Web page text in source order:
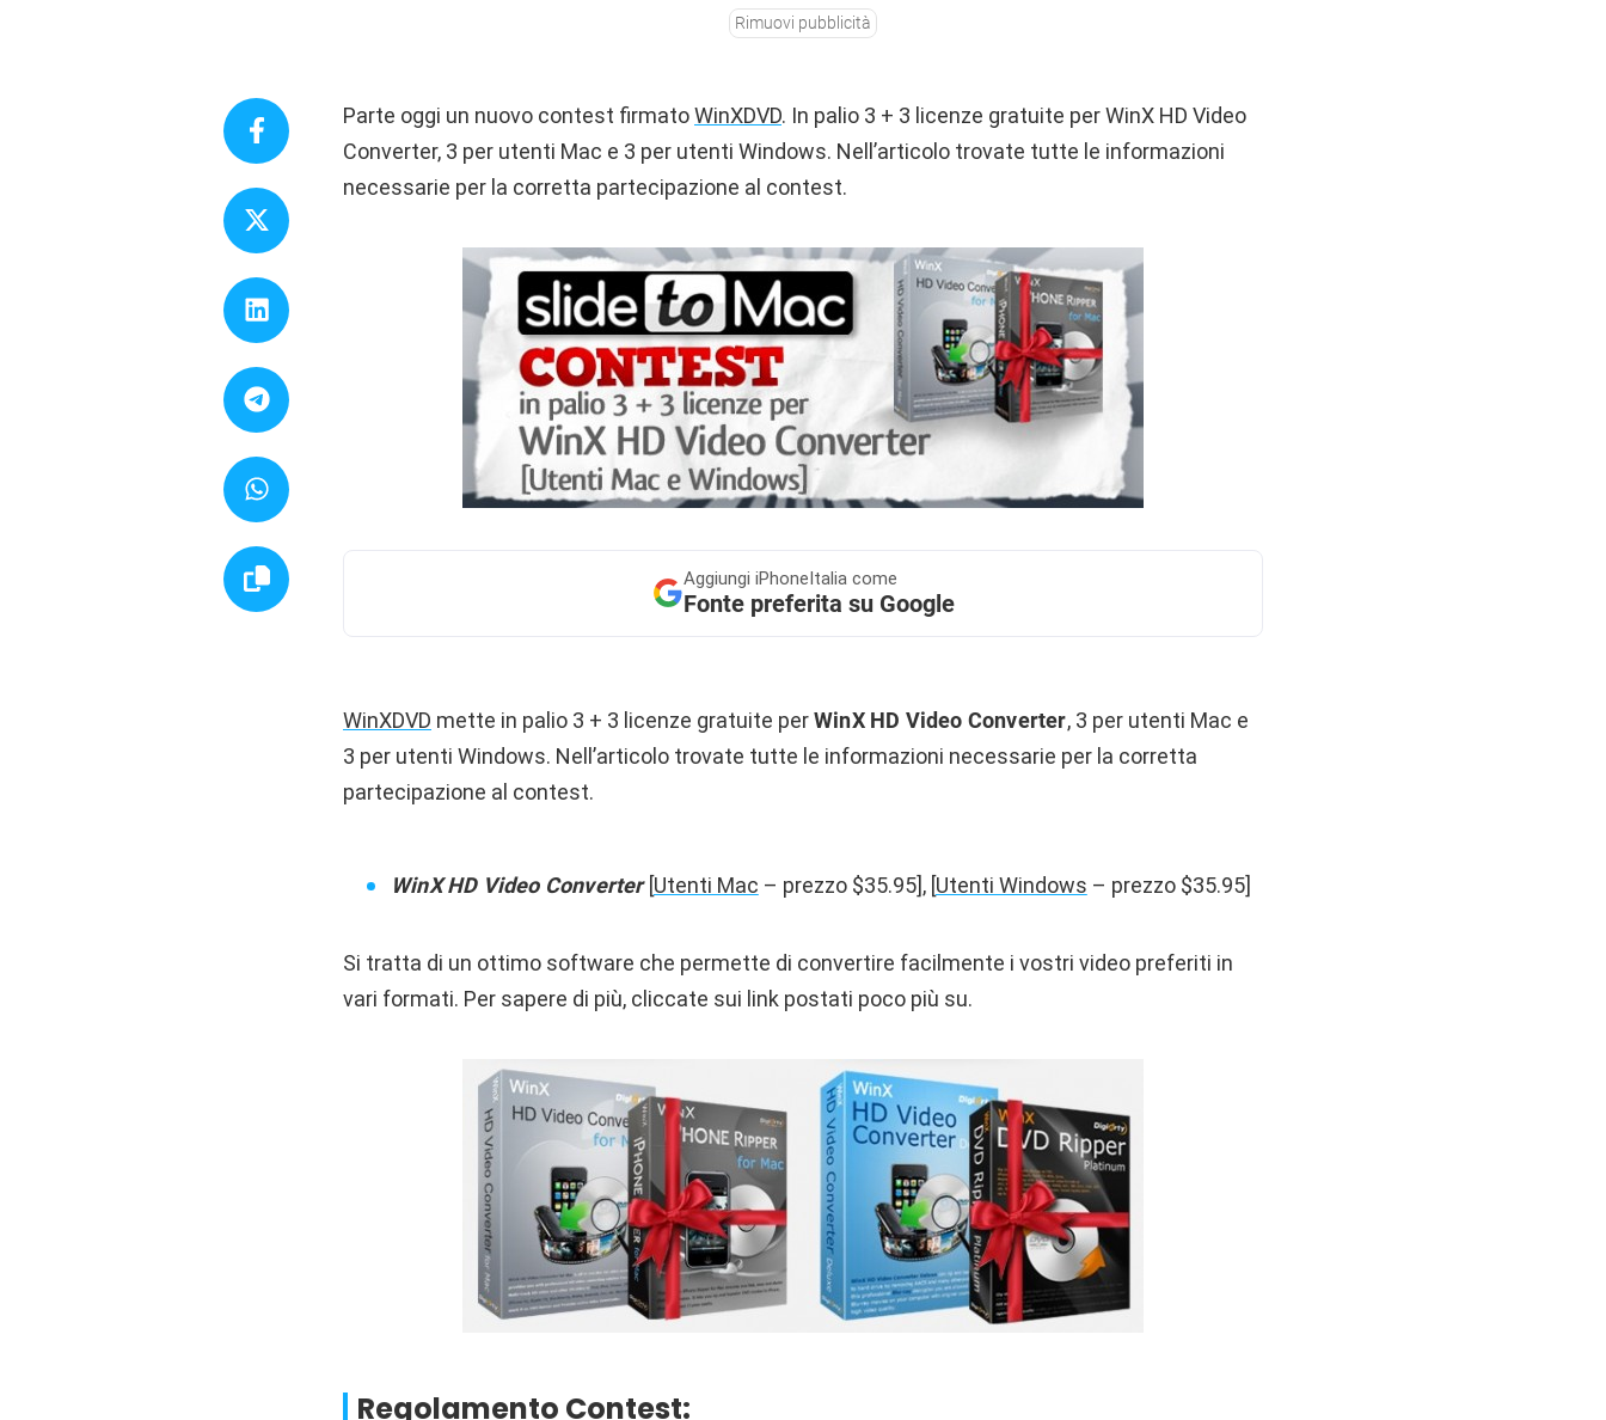
Rimuovi pubblicità
Parte oggi un nuovo contest firmatoWinXDVD. In palio 3 + 3 licenze gratuite per WinX HD Video
Converter, 3 per utenti Mac e 3 per utenti Windows. Nell’articolo trovate tutte le informazioni
necessarie per la corretta partecipazione al contest.
Aggiungi iPhoneItalia come
Fonte preferita su Google
WinXDVD mette in palio 3 + 3 licenze gratuite perWinX HD Video Converter, 3 per utenti Mac e
3 per utenti Windows. Nell’articolo trovate tutte le informazioni necessarie per la corretta
partecipazione al contest.
WinX HD Video Converter [Utenti Mac – prezzo $35.95], [Utenti Windows – prezzo $35.95]
Si tratta di un ottimo software che permette di convertire facilmente i vostri video preferiti in
vari formati. Per sapere di più, cliccate sui link postati poco più su.
Regolamento Contest: